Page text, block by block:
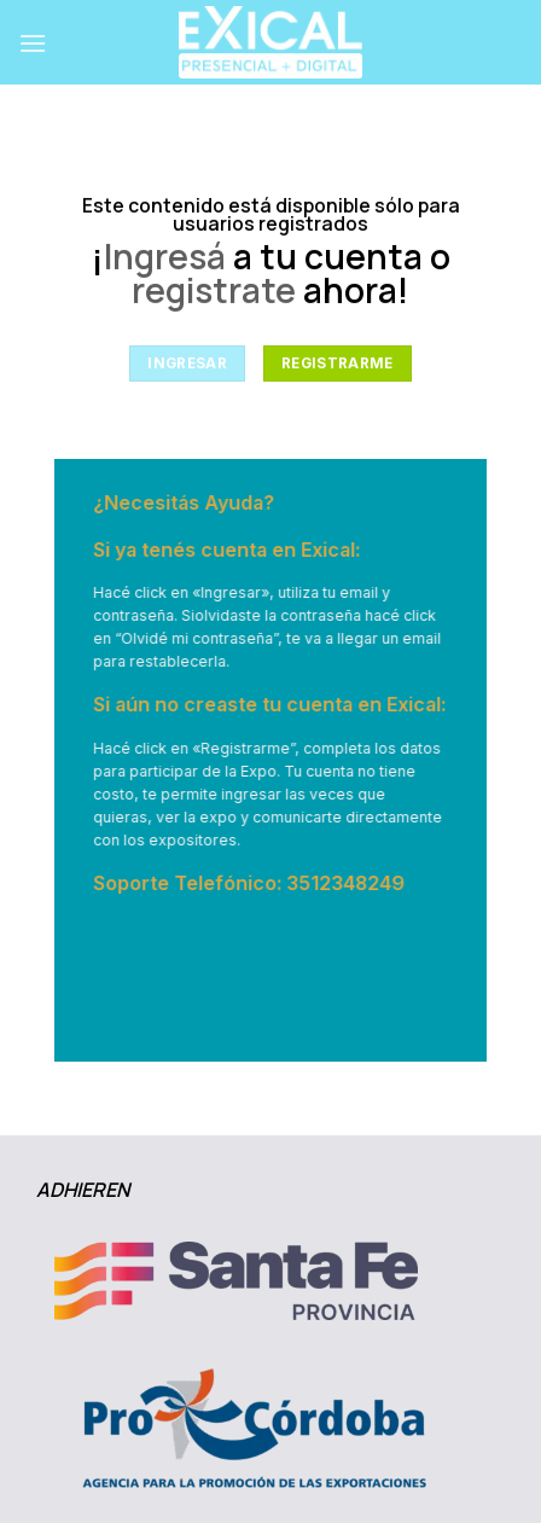
Este contenido está disponible sólo para
usuarios registrados
¡Ingresá a tu cuenta o
registrate ahora!
INGRESAR REGISTRARME
¿Necesitás Ayuda?
Si ya tenés cuenta en Exical:
Hacé click en «Ingresar», utiliza tu email y
contraseña. Siolvidaste la contraseña hacé click
en “Olvidé mi contraseña”, te va a llegar un email
para restablecerla.
Si aún no creaste tu cuenta en Exical:
Hacé click en «Registrarme”, completa los datos
para participar de la Expo. Tu cuenta no tiene
costo, te permite ingresar las veces que
quieras, ver la expo y comunicarte directamente
con los expositores.
Soporte Telefónico: 3512348249
ADHIEREN